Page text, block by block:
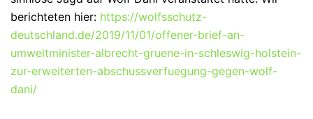
berichteten hier: https://wolfsschutz-
deutschland.de/2019/11/01/offener-brief-an-
umweltminister-albrecht-gruene-in-schleswig-holstein-
zur-erweiterten-abschussverfuegung-gegen-wolf-
dani/